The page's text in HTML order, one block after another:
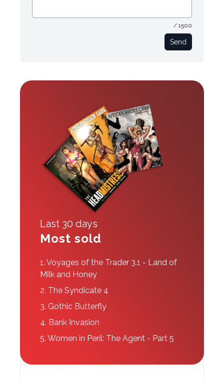
/ 1500
Send
Last 30 days
Most sold
1. Voyages of the Trader 3.1 - Land of
Milk and Honey
2. The Syndicate 4
3. Gothic Butterfly
4. Bank Invasion
5. Women in Peril: The Agent - Part 5